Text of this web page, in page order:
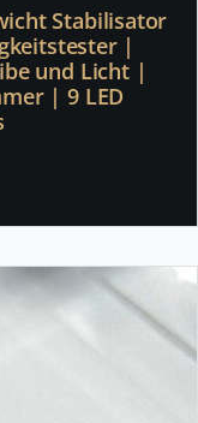
Stabilisator
|
und Licht |
| 9 LED